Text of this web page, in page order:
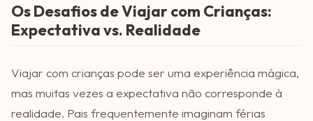
Os Desafios de Viajar com Crianças:
Expectativa vs. Realidade
Viajar com crianças pode ser uma experiência mágica,
mas muitas vezes a expectativa não corresponde à
realidade. Pais frequentemente imaginam férias